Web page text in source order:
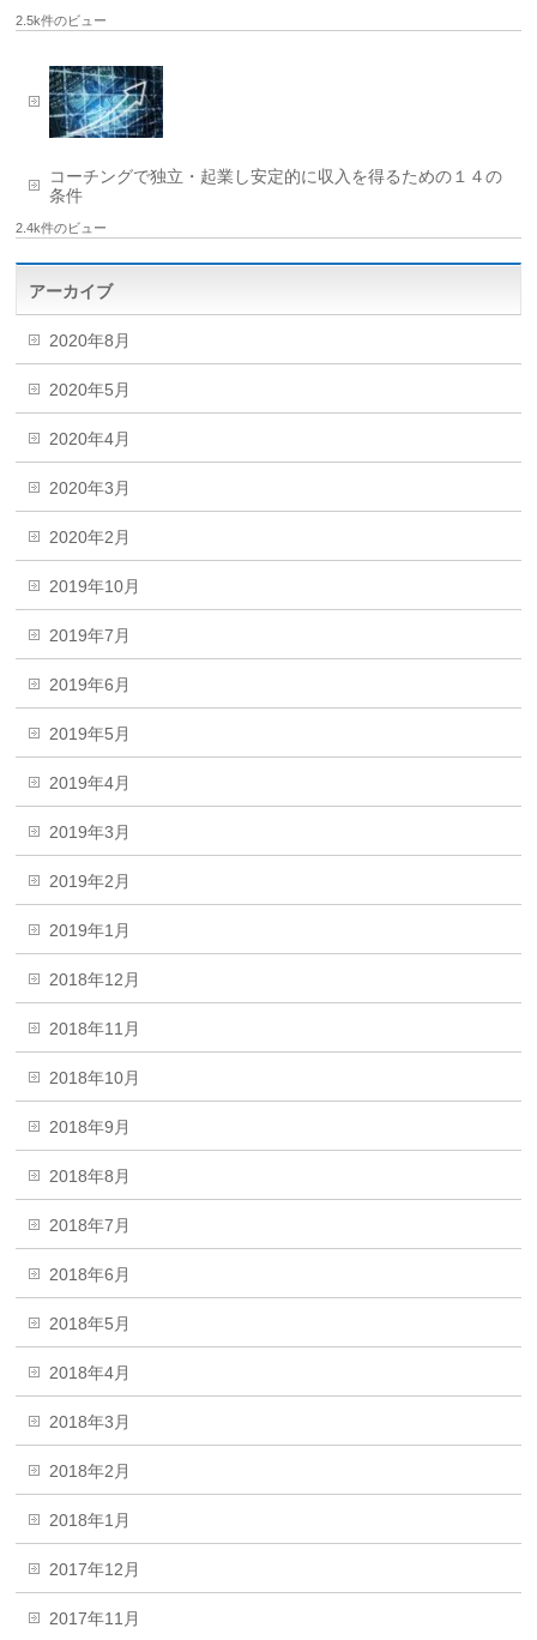
2.5k件のビュー
コーチングで独立・起業し安定的に収入を得るための１４の
条件
2.4k件のビュー
アーカイブ
2020年8月
2020年5月
2020年4月
2020年3月
2020年2月
2019年10月
2019年7月
2019年6月
2019年5月
2019年4月
2019年3月
2019年2月
2019年1月
2018年12月
2018年11月
2018年10月
2018年9月
2018年8月
2018年7月
2018年6月
2018年5月
2018年4月
2018年3月
2018年2月
2018年1月
2017年12月
2017年11月